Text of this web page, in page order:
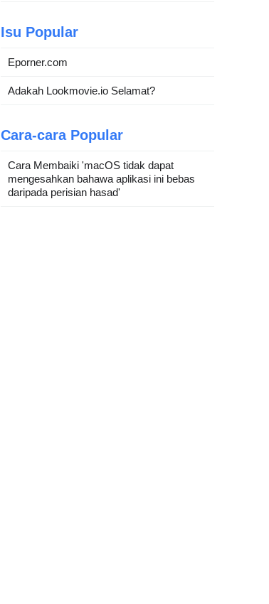
Isu Popular
Eporner.com
Adakah Lookmovie.io Selamat?
Cara-cara Popular
Cara Membaiki 'macOS tidak dapat
mengesahkan bahawa aplikasi ini bebas
daripada perisian hasad'